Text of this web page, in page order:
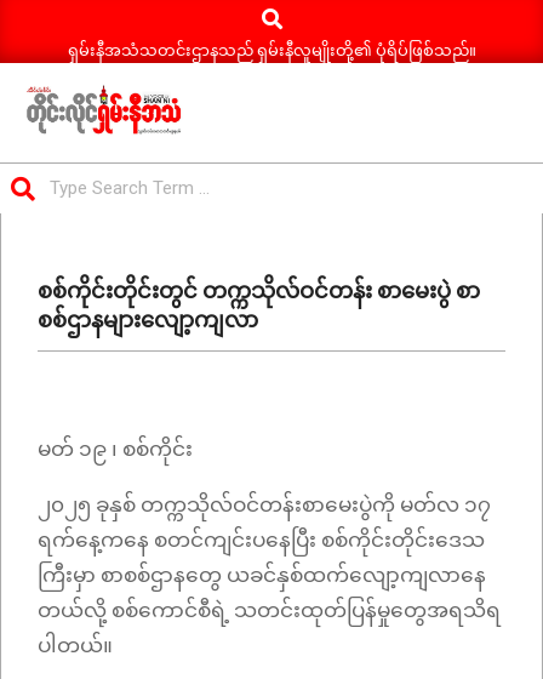
Search
ရှမ်းနီအသံသတင်းဌာနသည် ရှမ်းနီလူမျိုးတို့၏ ပုံရိပ်ဖြစ်သည်။
ရှမ်း
နီ
သတင်း
Menuစစ်ကိုင်းတိုင်းတွင် တက္ကသိုလ်ဝင်တန်း စာမေးပွဲ စာ
စစ်ဌာနများလျော့ကျလာ
မတ် ၁၉ ၊ စစ်ကိုင်း
၂၀၂၅ ခုနှစ် တက္ကသိုလ်ဝင်တန်းစာမေးပွဲကို မတ်လ ၁၇
ရက်နေ့ကနေ စတင်ကျင်းပနေပြီး စစ်ကိုင်းတိုင်းဒေသ
ကြီးမှာ စာစစ်ဌာနတွေ ယခင်နှစ်ထက်လျော့ကျလာနေ
တယ်လို့ စစ်ကောင်စီရဲ့ သတင်းထုတ်ပြန်မှုတွေအရသိရ
ပါတယ်။